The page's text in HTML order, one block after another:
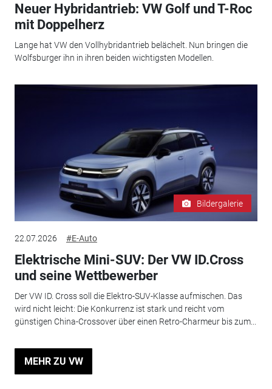
Neuer Hybridantrieb: VW Golf und T-Roc
mit Doppelherz
Lange hat VW den Vollhybridantrieb belächelt. Nun bringen die
Wolfsburger ihn in ihren beiden wichtigsten Modellen.
Bildergalerie
22.07.2026 #E-Auto
Elektrische Mini-SUV: Der VW ID.Cross
und seine Wettbewerber
Der VW ID. Cross soll die Elektro-SUV-Klasse aufmischen. Das
wird nicht leicht: Die Konkurrenz ist stark und reicht vom
günstigen China-Crossover über einen Retro-Charmeur bis zum...
MEHR ZU VW